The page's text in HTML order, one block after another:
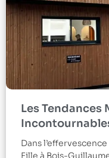
Les Tendances
Dans
Fille à Bois-